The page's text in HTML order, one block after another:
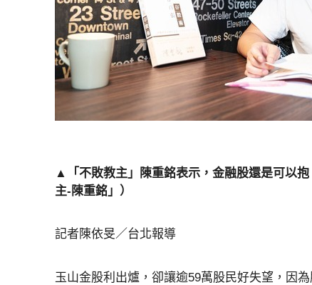
▲「不敗教主」陳重銘表示，金融股還是可以
主-陳重銘」）
記者陳依旻／台北報導
玉山金股利出爐，卻讓逾59萬股民好失望，因